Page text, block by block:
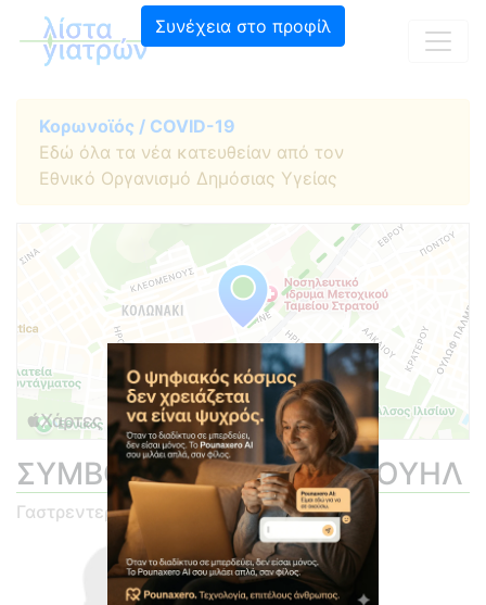
Συνέχεια στο προφίλ
Κορωνοϊός / COVID-19
Εδώ όλα τα νέα κατευθείαν από τον
Εθνικό Οργανισμό Δημόσιας Υγείας
ΣΥΜΒΟΥΛΑΚΗΣ ΕΜΜΑΝΟΥΗΛ
Γαστρεντερολόγος